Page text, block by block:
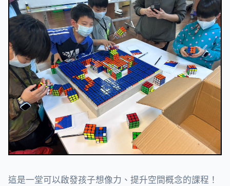
這是一堂可以啟發孩子想像力、提升空間概念的課程！